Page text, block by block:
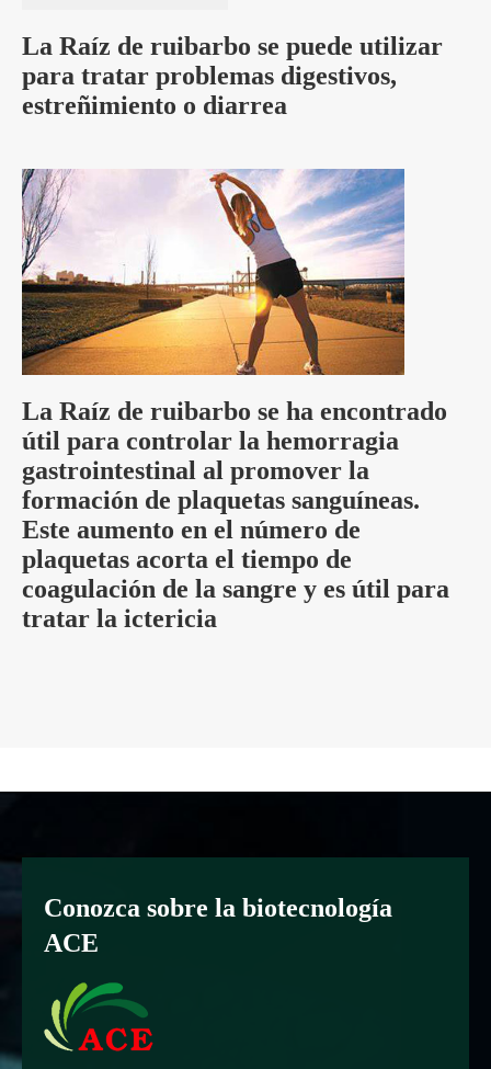
La Raíz de ruibarbo se puede utilizar
para tratar problemas digestivos,
estreñimiento o diarrea
La Raíz de ruibarbo se ha encontrado
útil para controlar la hemorragia
gastrointestinal al promover la
formación de plaquetas sanguíneas.
Este aumento en el número de
plaquetas acorta el tiempo de
coagulación de la sangre y es útil para
tratar la ictericia
Conozca sobre la biotecnología
ACE